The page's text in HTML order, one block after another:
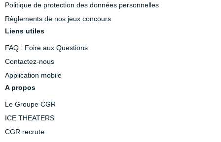
Politique de protection des données personnelles
Règlements de nos jeux concours
Liens utiles
FAQ : Foire aux Questions
Contactez-nous
Application mobile
A propos
Le Groupe CGR
ICE THEATERS
CGR recrute